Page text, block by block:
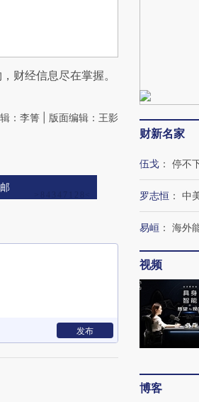
财经信息尽在掌握。
：李箐 | 版面编辑：王影
发布
财新名家
伍戈 ： 停不
罗志恒 ： 中
易峘 ： 海外
视频
博客